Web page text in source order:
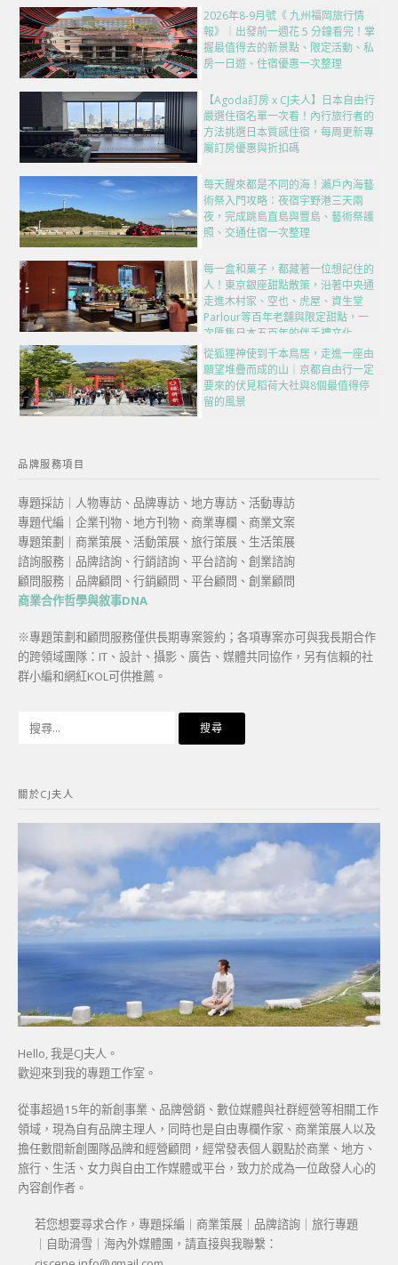
2026年8-9月號《 九州福岡旅行情
報》｜出發前一週花 5 分鐘看完！掌
握最值得去的新景點、限定活動、私
房一日遊、住宿優惠一次整理
【Agoda訂房 x CJ夫人】日本自由行
嚴選住宿名單一次看！內行旅行者的
方法挑選日本質感住宿，每周更新專
屬訂房優惠與折扣碼
每天醒來都是不同的海！瀨戶內海藝
術祭入門攻略：夜宿宇野港三天兩
夜，完成跳島直島與豐島、藝術祭護
照、交通住宿一次整理
每一盒和菓子，都藏著一位想記住的
人！東京銀座甜點散策，沿著中央通
走進木村家、空也、虎屋、資生堂
Parlour等百年老舖與限定甜點，一
次匯集日本五百年的伴手禮文化
從狐狸神使到千本鳥居，走進一座由
願望堆疊而成的山｜京都自由行一定
要來的伏見稻荷大社與8個最值得停
留的風景
品牌服務項目
專題採訪｜人物專訪、品牌專訪、地方專訪、活動專訪
專題代編｜企業刊物、地方刊物、商業專欄、商業文案
專題策劃｜商業策展、活動策展、旅行策展、生活策展
諮詢服務｜品牌諮詢、行銷諮詢、平台諮詢、創業諮詢
顧問服務｜品牌顧問、行銷顧問、平台顧問、創業顧問
商業合作哲學與敘事DNA
※專題策劃和顧問服務僅供長期專案簽約；各項專案亦可與我長期合作
的跨領域團隊：IT、設計、攝影、廣告、媒體共同協作，另有信賴的社
群小編和網紅KOL可供推薦。
字:
關於CJ夫人
Hello, 我是CJ夫人。
歡迎來到我的專題工作室。
從事超過15年的新創事業、品牌營銷、數位媒體與社群經營等相關工作
領域，現為自有品牌主理人，同時也是自由專欄作家、商業策展人以及
擔任數間新創團隊品牌和經營顧問，經常發表個人觀點於商業、地方、
旅行、生活、女力與自由工作媒體或平台，致力於成為一位啟發人心的
內容創作者。
若您想要尋求合作，專題採編｜商業策展｜品牌諮詢｜旅行專題
｜自助滑雪｜海內外媒體團，請直接與我聯繫：